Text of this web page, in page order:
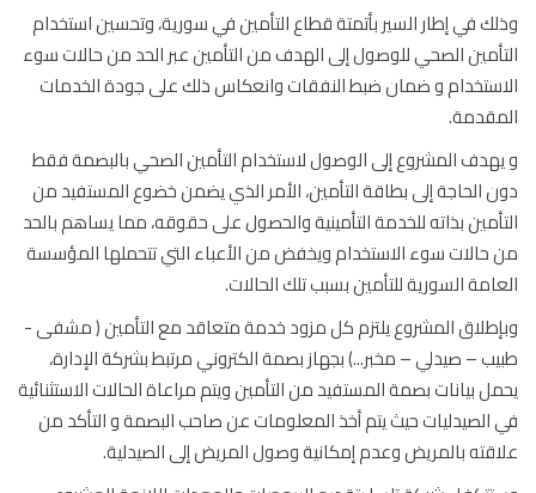
في إطار السير بأتمتة قطاع التأمين في سورية، وتحسين استخدام
الصحي للوصول إلى الهدف من التأمين عبر الحد من حالات سوء
و ضمان ضبط النفقات وانعكاس ذلك على جودة الخدمات
المشروع إلى الوصول لاستخدام التأمين الصحي بالبصمة فقط
الحاجة إلى بطاقة التأمين، الأمر الذي يضمن خضوع المستفيد من
بذاته للخدمة التأمينية والحصول على حقوقه، مما يساهم بالحد
سوء الاستخدام ويخفض من الأعباء التي تتحملها المؤسسة
السورية للتأمين بسبب تلك الحالات.
المشروع يلتزم كل مزود خدمة متعاقد مع التأمين ( مشفى -
– صيدلي – مخبر...) بجهاز بصمة الكتروني مرتبط بشركة الإدارة،
بيانات بصمة المستفيد من التأمين ويتم مراعاة الحالات الاستثنائية
حيث يتم أخذ المعلومات عن صاحب البصمة و التأكد من
بالمريض وعدم إمكانية وصول المريض إلى الصيدلية.